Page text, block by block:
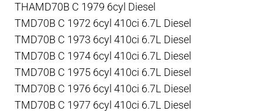
THAMD70B C 1979 6cyl Diesel
TMD70B C 1972 6cyl 410ci 6.7L Diesel
TMD70B C 1973 6cyl 410ci 6.7L Diesel
TMD70B C 1974 6cyl 410ci 6.7L Diesel
TMD70B C 1975 6cyl 410ci 6.7L Diesel
TMD70B C 1976 6cyl 410ci 6.7L Diesel
TMD70B C 1977 6cyl 410ci 6.7L Diesel